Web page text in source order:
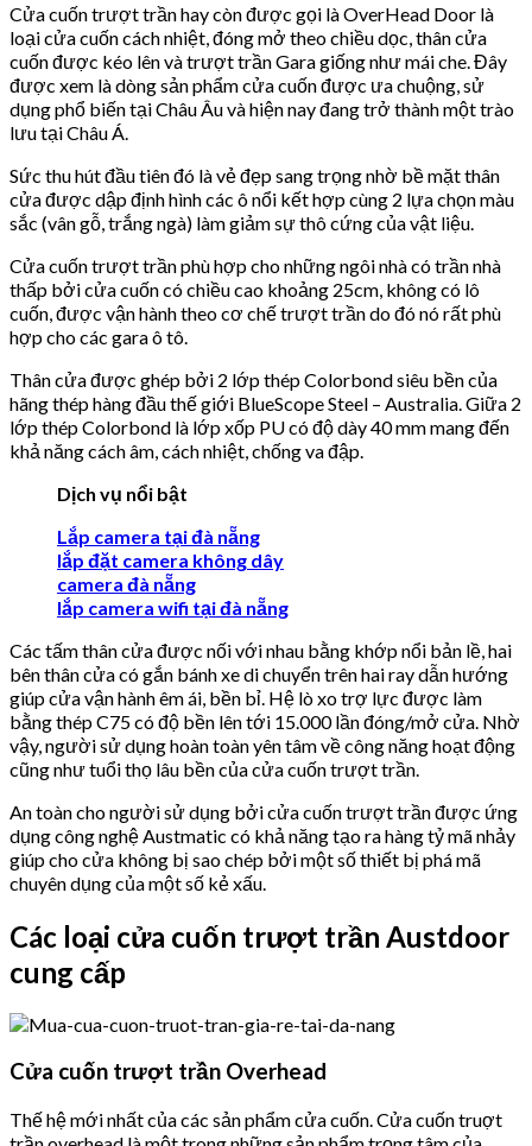
Cửa cuốn trượt trần hay còn được gọi là OverHead Door là
loại cửa cuốn cách nhiệt, đóng mở theo chiều dọc, thân cửa
cuốn được kéo lên và trượt trần Gara giống như mái che. Đây
được xem là dòng sản phẩm cửa cuốn được ưa chuộng, sử
dụng phổ biến tại Châu Âu và hiện nay đang trở thành một trào
lưu tại Châu Á.
Sức thu hút đầu tiên đó là vẻ đẹp sang trọng nhờ bề mặt thân
cửa được dập định hình các ô nổi kết hợp cùng 2 lựa chọn màu
sắc (vân gỗ, trắng ngà) làm giảm sự thô cứng của vật liệu.
Cửa cuốn trượt trần phù hợp cho những ngôi nhà có trần nhà
thấp bởi cửa cuốn có chiều cao khoảng 25cm, không có lô
cuốn, được vận hành theo cơ chế trượt trần do đó nó rất phù
hợp cho các gara ô tô.
Thân cửa được ghép bởi 2 lớp thép Colorbond siêu bền của
hãng thép hàng đầu thế giới BlueScope Steel – Australia. Giữa 2
lớp thép Colorbond là lớp xốp PU có độ dày 40 mm mang đến
khả năng cách âm, cách nhiệt, chống va đập.
Dịch vụ nổi bật
Lắp camera tại đà nẵng
lắp đặt camera không dây
camera đà nẵng
lắp camera wifi tại đà nẵng
Các tấm thân cửa được nối với nhau bằng khớp nổi bản lề, hai
bên thân cửa có gắn bánh xe di chuyển trên hai ray dẫn hướng
giúp cửa vận hành êm ái, bền bỉ. Hệ lò xo trợ lực được làm
bằng thép C75 có độ bền lên tới 15.000 lần đóng/mở cửa. Nhờ
vậy, người sử dụng hoàn toàn yên tâm về công năng hoạt động
cũng như tuổi thọ lâu bền của cửa cuốn trượt trần.
An toàn cho người sử dụng bởi cửa cuốn trượt trần được ứng
dụng công nghệ Austmatic có khả năng tạo ra hàng tỷ mã nhảy
giúp cho cửa không bị sao chép bởi một số thiết bị phá mã
chuyên dụng của một số kẻ xấu.
Các loại cửa cuốn trượt trần Austdoor
cung cấp
Cửa cuốn trượt trần Overhead
Thế hệ mới nhất của các sản phẩm cửa cuốn. Cửa cuốn truợt